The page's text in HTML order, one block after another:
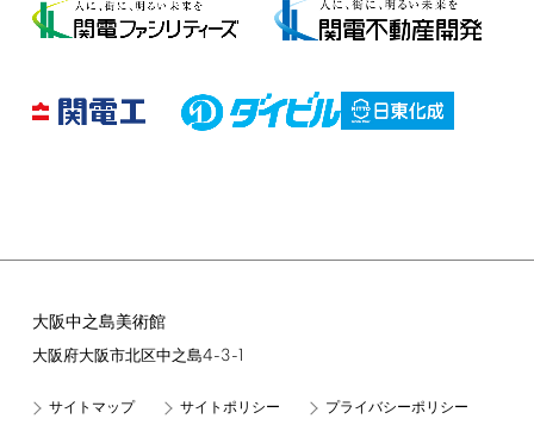
大阪中之島美術館
大阪府大阪市北区中之島4-3-1
サイトマップ サイトポリシー プライバシーポリシー